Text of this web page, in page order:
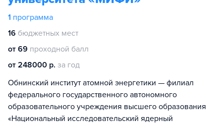
1 программа
16 бюджетных мест
от 69 проходной балл
от 248000 р. за год
Обнинский институт атомной энергетики — филиал
федерального государственного автономного
образовательного учреждения высшего образования
«Национальный исследовательский ядерный